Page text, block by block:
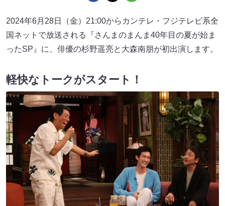
2024年6月28日（金）21:00からカンテレ・フジテレビ系全
国ネットで放送される『さんまのまんま40年目の夏が始ま
ったSP』に、俳優の杉野遥亮と大森南朋が初出演します。
軽快なトークがスタート！